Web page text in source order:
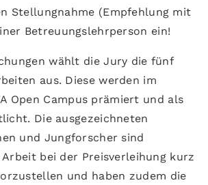
Stellungnahme (Empfehlung mit
Betreuungslehrperson ein!
wählt die Jury die fünf
aus. Diese werden im
Open Campus prämiert und als
Die ausgezeichneten
und Jungforscher sind
bei der Preisverleihung kurz
und haben zudem die